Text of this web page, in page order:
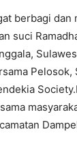
berbagi dan
suci
Pelosok,